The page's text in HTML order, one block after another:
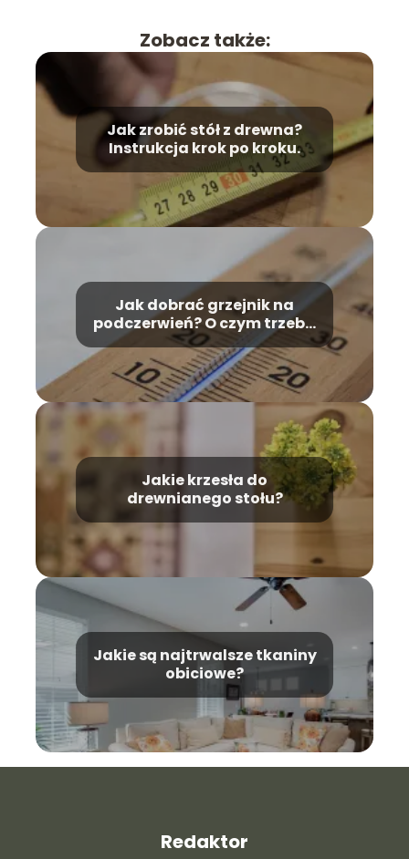
Zobacz także:
Jak zrobić stół z drewna?
Instrukcja krok po kroku.
Jak dobrać grzejnik na
podczerwień? O czym trzeba
pamiętać i jak zadbać o
bezpieczeństwo używając
grzejnika na
promieniowanie
Jakie krzesła do
drewnianego stołu?
Jakie są najtrwalsze tkaniny
obiciowe?
Redaktor